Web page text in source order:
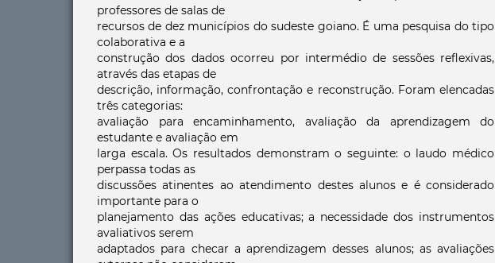
professores de salas de
recursos de dez municípios do sudeste goiano. É uma pesquisa do tipo
colaborativa e a
construção dos dados ocorreu por intermédio de sessões reflexivas,
através das etapas de
descrição, informação, confrontação e reconstrução. Foram elencadas
três categorias:
avaliação para encaminhamento, avaliação da aprendizagem do
estudante e avaliação em
larga escala. Os resultados demonstram o seguinte: o laudo médico
perpassa todas as
discussões atinentes ao atendimento destes alunos e é considerado
importante para o
planejamento das ações educativas; a necessidade dos instrumentos
avaliativos serem
adaptados para checar a aprendizagem desses alunos; as avaliações